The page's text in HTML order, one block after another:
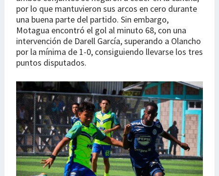
por lo que mantuvieron sus arcos en cero durante
una buena parte del partido. Sin embargo,
Motagua encontró el gol al minuto 68, con una
intervención de Darell García, superando a Olancho
por la mínima de 1-0, consiguiendo llevarse los tres
puntos disputados.